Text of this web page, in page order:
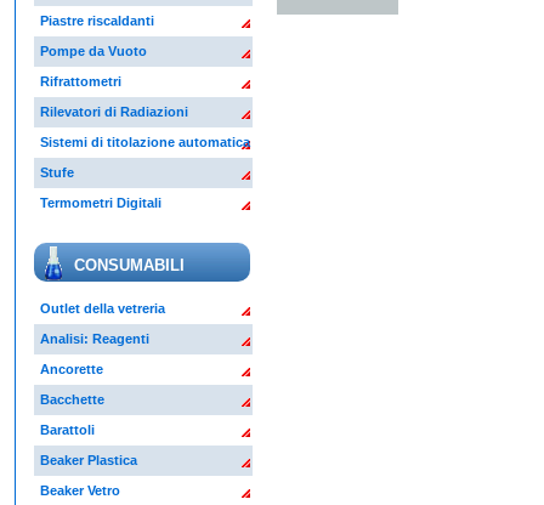
Piastre riscaldanti
Pompe da Vuoto
Rifrattometri
Rilevatori di Radiazioni
Sistemi di titolazione automatica
Stufe
Termometri Digitali
CONSUMABILI
Outlet della vetreria
Analisi: Reagenti
Ancorette
Bacchette
Barattoli
Beaker Plastica
Beaker Vetro